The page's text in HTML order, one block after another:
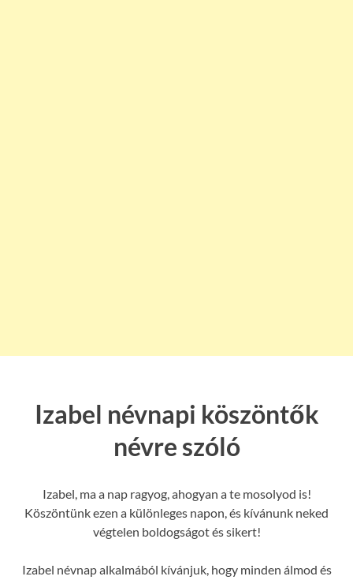
Izabel névnapi köszöntők
névre szóló
Izabel, ma a nap ragyog, ahogyan a te mosolyod is!
Köszöntünk ezen a különleges napon, és kívánunk neked
végtelen boldogságot és sikert!
Izabel névnap alkalmából kívánjuk, hogy minden álmod és